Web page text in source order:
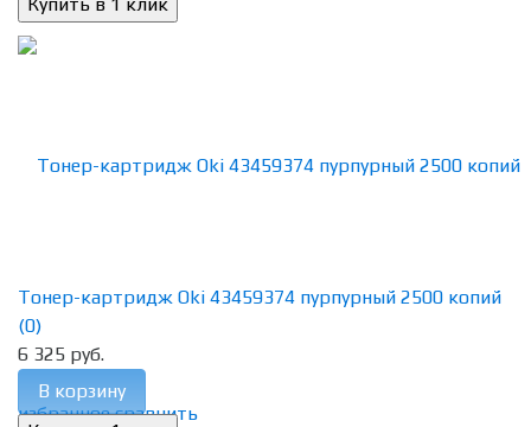
избранное сравнить
Тонер-картридж Oki 43459374 пурпурный 2500 копий
(0)
6 325 руб.
В корзину